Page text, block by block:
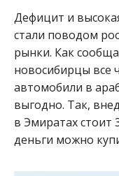
Дефицит и
стали поводом
рынки. Как
новосибирцы все
автомобили в
выгодно. Так,
в Эмиратах стоит
деньги можно